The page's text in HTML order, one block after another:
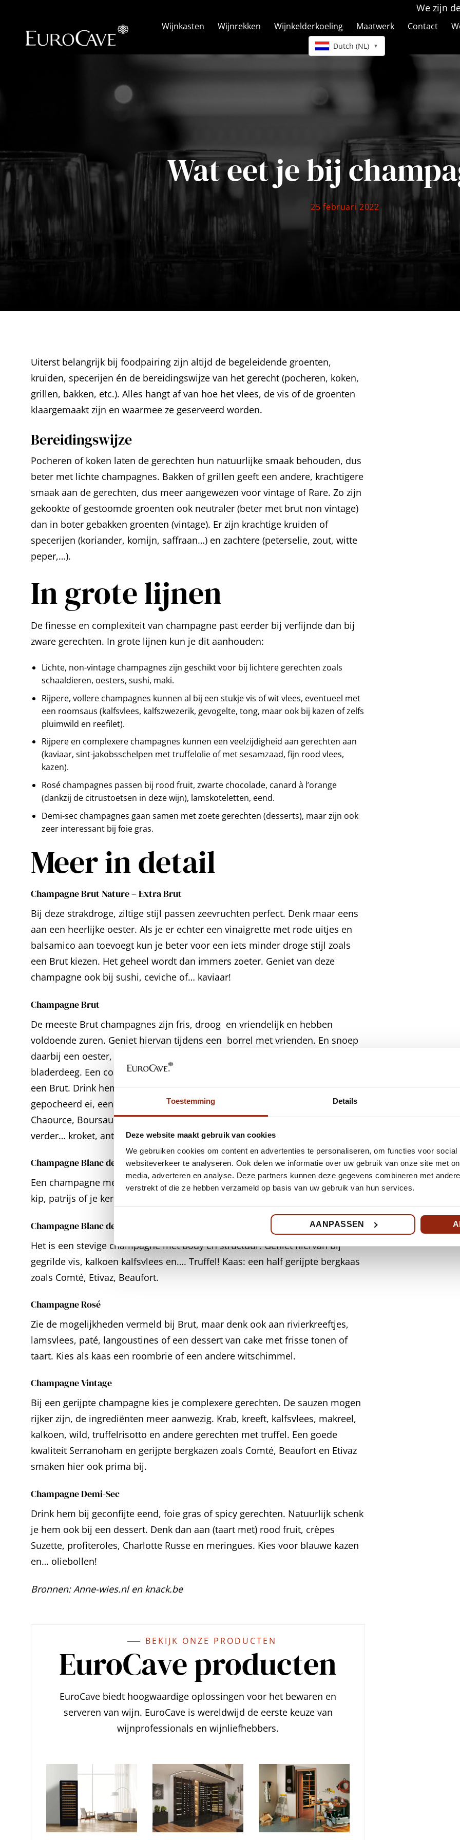
Toestemming Details
Deze website maakt gebruik van cookies
We gebruiken cookies om content en advertenties te personaliseren, om functies voor
websiteverkeer te analyseren. Ook delen we informatie over uw gebruik van onze site met
media, adverteren en analyse. Deze partners kunnen deze gegevens combineren met
verstrekt of die ze hebben verzameld op basis van uw gebruik van hun services.
AANPASSEN
inhoud
We zijn
Wijnkasten Wijnrekken Wijnkelderkoeling Maatwerk Contact
Dutch (NL) ▼
Wat eet je bij
Uiterst belangrijk bij foodpairing zijn altijd de begeleidende groenten,
kruiden, specerijen én de bereidingswijze van het gerecht (pocheren, koken,
grillen, bakken, etc.). Alles hangt af van hoe het vlees, de vis of de groenten
klaargemaakt zijn en waarmee ze geserveerd worden.
Bereidingswijze
Pocheren of koken laten de gerechten hun natuurlijke smaak behouden, dus
beter met lichte champagnes. Bakken of grillen geeft een andere, krachtigere
smaak aan de gerechten, dus meer aangewezen voor vintage of Rare. Zo zijn
gekookte of gestoomde groenten ook neutraler (beter met brut non vintage)
dan in boter gebakken groenten (vintage). Er zijn krachtige kruiden of
specerijen (koriander, komijn, saffraan…) en zachtere (peterselie, zout, witte
peper,…).
In grote lijnen
De finesse en complexiteit van champagne past eerder bij verfijnde dan bij
zware gerechten. In grote lijnen kun je dit aanhouden:
Lichte, non-vintage champagnes zijn geschikt voor bij lichtere gerechten zoals
schaaldieren, oesters, sushi, maki.
Rijpere, vollere champagnes kunnen al bij een stukje vis of wit vlees, eventueel met
een roomsaus (kalfsvlees, kalfszwezerik, gevogelte, tong, maar ook bij kazen of zelfs
pluimwild en reefilet).
Rijpere en complexere champagnes kunnen een veelzijdigheid aan gerechten aan
(kaviaar, sint-jakobsschelpen met truffelolie of met sesamzaad, fijn rood vlees,
kazen).
Rosé champagnes passen bij rood fruit, zwarte chocolade, canard à l’orange
(dankzij de citrustoetsen in deze wijn), lamskoteletten, eend.
Demi-sec champagnes gaan samen met zoete gerechten (desserts), maar zijn ook
zeer interessant bij foie gras.
Meer in detail
Champagne Brut Nature – Extra Brut
Bij deze strakdroge, ziltige stijl passen zeevruchten perfect. Denk maar eens
aan een heerlijke oester. Als je er echter een vinaigrette met rode uitjes en
balsamico aan toevoegt kun je beter voor een iets minder droge stijl zoals
een Brut kiezen. Het geheel wordt dan immers zoeter. Geniet van deze
champagne ook bij sushi, ceviche of… kaviaar!
Champagne Brut
De meeste Brut champagnes zijn fris, droog en vriendelijk en hebben
voldoende zuren. Geniet hiervan tijdens een borrel met vrienden. En snoep
daarbij een oester, een blini met gerookte zalm, of zoute stengels van
bladerdeeg. Een combinatie met eiergerechten doet het meestal ook goed bij
een Brut. Drink hem bij een feestelijk ontbijt of brunch bij een omelet,
gepocheerd ei, een quiche of een soufflé. Kazen die lekker zijn bij een Brut:
Chaource, Boursault, Brillat Savarin of een jonge zachte geitenkaas. En
verder… kroket, antipasti, scampi, kerststol Italiaanse bitterballen.
Champagne Blanc de Blancs
Een champagne met een frisse en elegante stijl. Eet daarbij dimsum, kreeft,
kip, patrijs of je kerstkalkoen.
Champagne Blanc de Noirs
Het is een stevige champagne met body en structuur. Geniet hiervan bij
gegrilde vis, kalkoen kalfsvlees en…. Truffel! Kaas: een half gerijpte bergkaas
zoals Comté, Etivaz, Beaufort.
Champagne Rosé
Zie de mogelijkheden vermeld bij Brut, maar denk ook aan rivierkreeftjes,
lamsvlees, paté, langoustines of een dessert van cake met frisse tonen of
taart. Kies als kaas een roombrie of een andere witschimmel.
Champagne Vintage
Bij een gerijpte champagne kies je complexere gerechten. De sauzen mogen
rijker zijn, de ingrediënten meer aanwezig. Krab, kreeft, kalfsvlees, makreel,
kalkoen, wild, truffelrisotto en andere gerechten met truffel. Een goede
kwaliteit Serranoham en gerijpte bergkazen zoals Comté, Beaufort en Etivaz
smaken hier ook prima bij.
Champagne Demi-Sec
Drink hem bij geconfijte eend, foie gras of spicy gerechten. Natuurlijk schenk
je hem ook bij een dessert. Denk dan aan (taart met) rood fruit, crèpes
Suzette, profiteroles, Charlotte Russe en meringues. Kies voor blauwe kazen
en… oliebollen!
Bronnen: Anne-wies.nl en knack.be
BEKIJK ONZE PRODUCTEN
EuroCave producten
EuroCave biedt hoogwaardige oplossingen voor het bewaren en
serveren van wijn. EuroCave is wereldwijd de eerste keuze van
wijnprofessionals en wijnliefhebbers.